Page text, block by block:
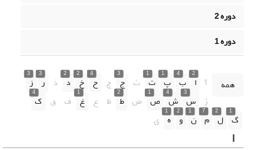
دوره 2
دوره 1
همه آ
2
ا
4
ب
1
پ
1
ت ث
3
ج چ
4
ح
2
خ
2
د ذ
3
ر
3
ز
ژ
3
س
4
ش
1
ص ض
2
ط ظ ع
1
غ ف ق
4
ک
1
گ
2
ل
7
م
1
ن
2
و
1
ه ی
ا